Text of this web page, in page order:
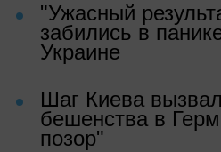
"Ужасный
забились в
Украине
Шаг Киева
бешенства в
позор"